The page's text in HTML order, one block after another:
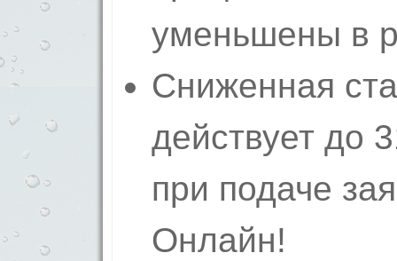
уменьшены в
Сниженная
действует до
при подаче
Онлайн!